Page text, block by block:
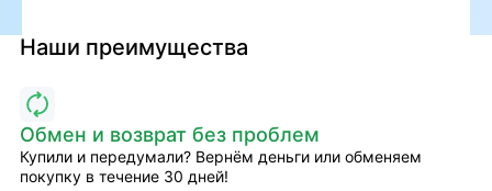
Наши преимущества
Обмен и возврат без проблем
Купили и передумали? Вернём деньги или обменяем
покупку в течение 30 дней!